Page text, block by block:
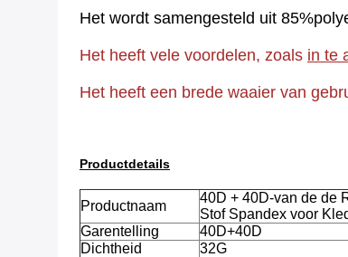
Het wordt samengesteld uit
Het heeft vele voordelen, zoals in te
Het heeft een brede waaier van
Productdetails
Productnaam
40D + 40D-van de de
Stof Spandex voor
Garentelling
40D+40D
Dichtheid
32G